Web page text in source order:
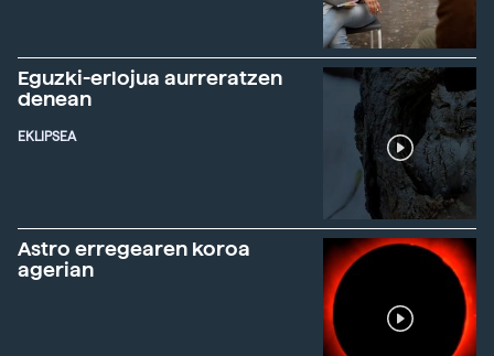
Eguzki-erlojua aurreratzen
denean
EKLIPSEA
Astro erregearen koroa
agerian